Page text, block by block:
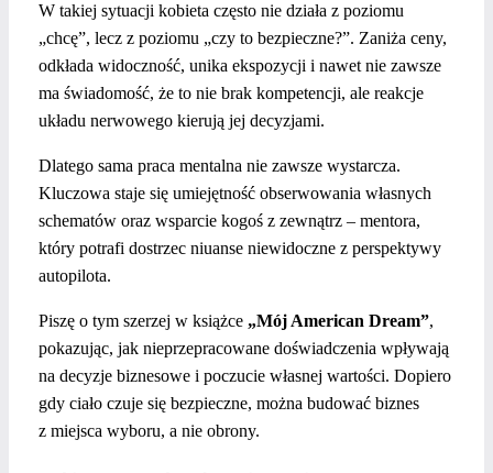
W takiej sytuacji kobieta często nie działa z poziomu
„chcę”, lecz z poziomu „czy to bezpieczne?”. Zaniża ceny,
odkłada widoczność, unika ekspozycji i nawet nie zawsze
ma świadomość, że to nie brak kompetencji, ale reakcje
układu nerwowego kierują jej decyzjami.
Dlatego sama praca mentalna nie zawsze wystarcza.
Kluczowa staje się umiejętność obserwowania własnych
schematów oraz wsparcie kogoś z zewnątrz – mentora,
który potrafi dostrzec niuanse niewidoczne z perspektywy
autopilota.
Piszę o tym szerzej w książce „Mój American Dream”,
pokazując, jak nieprzepracowane doświadczenia wpływają
na decyzje biznesowe i poczucie własnej wartości. Dopiero
gdy ciało czuje się bezpieczne, można budować biznes
z miejsca wyboru, a nie obrony.